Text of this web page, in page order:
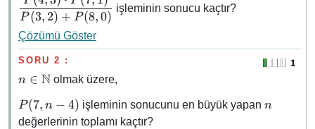
3) \cdot
P(7, 1)}
{P(3, 2) +
P(8, 0)}
P (3, 2) + P(8,0)
işleminin sonucu kaçtır?
Çözümü Göster
SORU 2 :
n \in
n ∈ N olmak üzere,
P(7,
n -
P(7, n − 4) işleminin sonucunu en büyük yapann
n
değerlerinin toplamı kaçtır?